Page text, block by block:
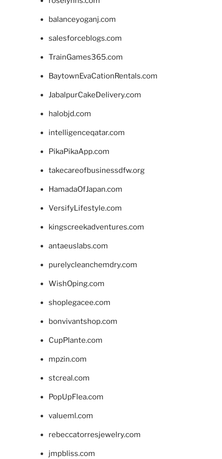
balanceyoganj.com
salesforceblogs.com
TrainGames365.com
BaytownEvaCationRentals.com
JabalpurCakeDelivery.com
halobjd.com
intelligenceqatar.com
PikaPikaApp.com
takecareofbusinessdfw.org
HamadaOfJapan.com
VersifyLifestyle.com
kingscreekadventures.com
antaeuslabs.com
purelycleanchemdry.com
WishOping.com
shoplegacee.com
bonvivantshop.com
CupPlante.com
mpzin.com
stcreal.com
PopUpFlea.com
valueml.com
rebeccatorresjewelry.com
jmpbliss.com